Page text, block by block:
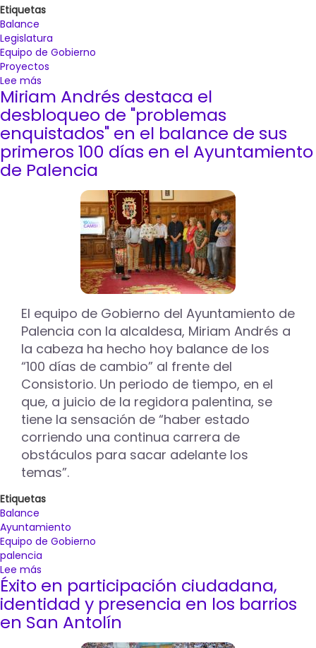
Etiquetas
Balance
Legislatura
Equipo de Gobierno
Proyectos
Lee más
La
alcaldesa
de
Palencia
pide
perdón
a
ciudadanos
"actuación
indecente
Acciona",
adjudicataria
del
CTR
Miriam Andrés destaca el
desbloqueo de "problemas
enquistados" en el balance de sus
primeros 100 días en el Ayuntamiento
de Palencia
El equipo de Gobierno del Ayuntamiento de
Palencia con la alcaldesa, Miriam Andrés a
la cabeza ha hecho hoy balance de los
“100 días de cambio” al frente del
Consistorio. Un periodo de tiempo, en el
que, a juicio de la regidora palentina, se
tiene la sensación de “haber estado
corriendo una continua carrera de
obstáculos para sacar adelante los
temas”.
Etiquetas
Balance
Ayuntamiento
Equipo de Gobierno
palencia
Lee más
Miriam
Andrés
destaca
el
desbloqueo
Éxito en participación ciudadana,
identidad y presencia en los barrios
en San Antolín